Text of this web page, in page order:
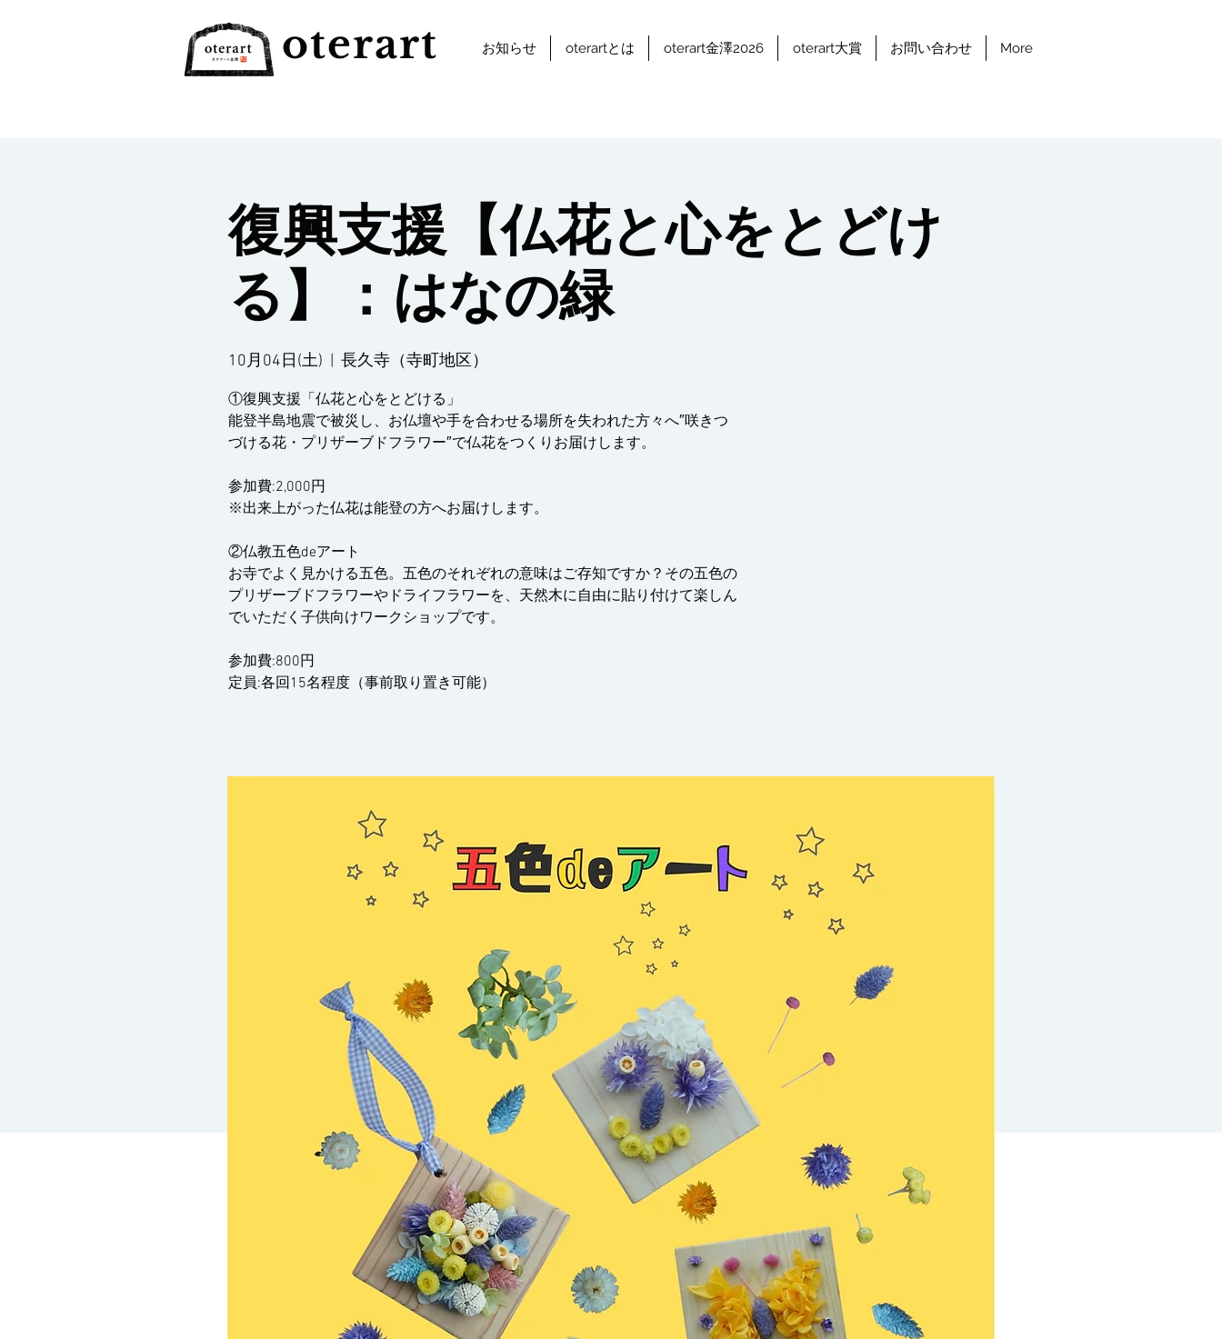
oterart お知らせ oterartとは oterart金澤2026 oterart大賞 お問い合わせ More
復興支援【仏花と心をとどけ
る】：はなの緑
10月04日(土) 長久寺（寺町地区）
①復興支援「仏花と心をとどける」
能登半島地震で被災し、お仏壇や手を合わせる場所を失われた方々へ″咲きつ
づける花・プリザーブドフラワー″で仏花をつくりお届けします。
参加費:2,000円
※出来上がった仏花は能登の方へお届けします。
②仏教五色deアート
お寺でよく見かける五色。五色のそれぞれの意味はご存知ですか？その五色の
プリザーブドフラワーやドライフラワーを、天然木に自由に貼り付けて楽しん
でいただく子供向けワークショップです。
参加費:800円